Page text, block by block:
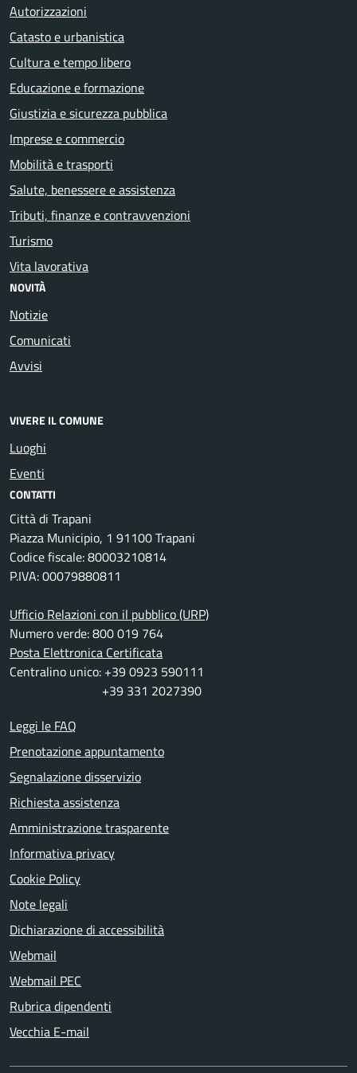
Autorizzazioni
Catasto e urbanistica
Cultura e tempo libero
Educazione e formazione
Giustizia e sicurezza pubblica
Imprese e commercio
Mobilità e trasporti
Salute, benessere e assistenza
Tributi, finanze e contravvenzioni
Turismo
Vita lavorativa
NOVITÀ
Notizie
Comunicati
Avvisi
VIVERE IL COMUNE
Luoghi
Eventi
CONTATTI
Città di Trapani
Piazza Municipio, 1 91100 Trapani
Codice fiscale: 80003210814
P.IVA: 00079880811
Ufficio Relazioni con il pubblico (URP)
Numero verde: 800 019 764
Posta Elettronica Certificata
Centralino unico: +39 0923 590111
+39 331 2027390
Leggi le FAQ
Prenotazione appuntamento
Segnalazione disservizio
Richiesta assistenza
Amministrazione trasparente
Informativa privacy
Cookie Policy
Note legali
Dichiarazione di accessibilità
Webmail
Webmail PEC
Rubrica dipendenti
Vecchia E-mail